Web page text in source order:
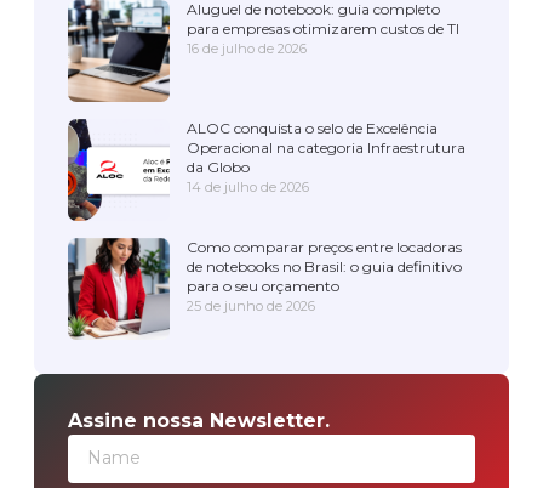
Aluguel de notebook: guia completo
para empresas otimizarem custos de TI
16 de julho de 2026
ALOC conquista o selo de Excelência
Operacional na categoria Infraestrutura
da Globo
14 de julho de 2026
Como comparar preços entre locadoras
de notebooks no Brasil: o guia definitivo
para o seu orçamento
25 de junho de 2026
Assine nossa Newsletter.